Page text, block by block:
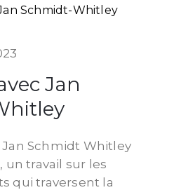
Jan
Schmidt Whitley
un travail sur les
qui traversent la